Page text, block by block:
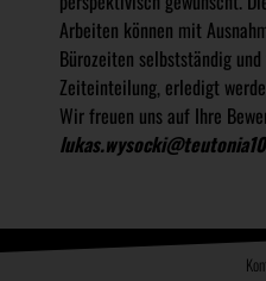
Arbeiten können mit
Bürozeiten selbstständig
Zeiteinteilung, erledigt
Wir freuen uns auf Ihre